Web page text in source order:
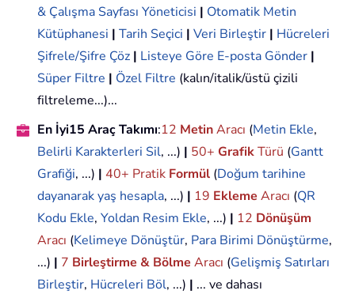
& Çalışma Sayfası Yöneticisi | Otomatik Metin
Kütüphanesi | Tarih Seçici | Veri Birleştir | Hücreleri
Şifrele/Şifre Çöz | Listeye Göre E-posta Gönder |
Süper Filtre | Özel Filtre (kalın/italik/üstü çizili
filtreleme...)...
En İyi15 Araç Takımı:12 MetinAracı (Metin Ekle,
Belirli Karakterleri Sil, ...) | 50+ GrafikTürü (Gantt
Grafiği, ...) | 40+ Pratik Formül (Doğum tarihine
dayanarak yaş hesapla, ...) | 19 Ekleme Aracı (QR
Kodu Ekle, Yoldan Resim Ekle, ...) | 12 Dönüşüm
Aracı (Kelimeye Dönüştür, Para Birimi Dönüştürme,
...) | 7 Birleştirme & Bölme Aracı (Gelişmiş Satırları
Birleştir, Hücreleri Böl, ...) | ... ve dahası